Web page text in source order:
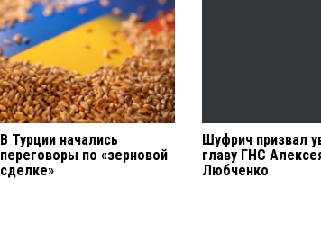
В Турции начались
переговоры по «зерновой
сделке»
Шуфрич призвал
главу ГНС
Любченко